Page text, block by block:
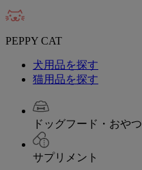
PEPPY CAT
犬用品を探す
猫用品を探す
ドッグフード・おやつ
サプリメント